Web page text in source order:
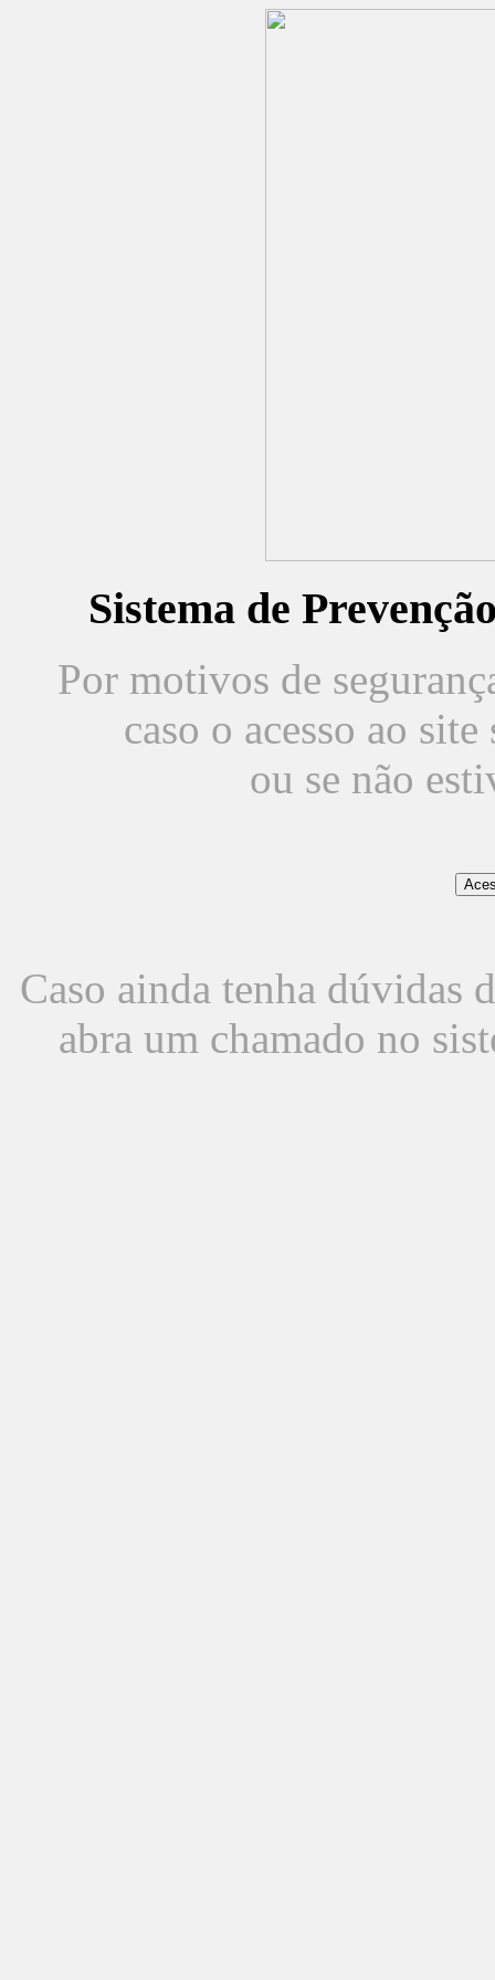
Sistema de
Por motivos de
caso o acesso ao
ou se não
Caso ainda tenha dúvidas
abra um chamado no